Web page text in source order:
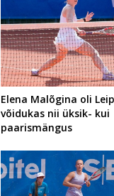
Elena Malõgina oli
võidukas nii üksik- kui
paarismängus